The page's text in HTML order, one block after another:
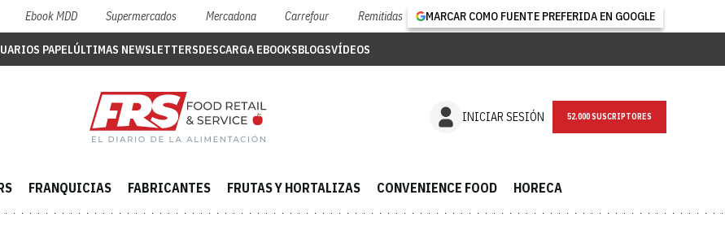
Ebook MDD Supermercados Mercadona Carrefour Remitidas MARCAR COMO FUENTE PREFERIDA EN GOOGLE
PAPELÚLTIMAS NEWSLETTERSDESCARGA EBOOKSBLOGSVÍDEOS
INICIAR SESIÓN NEWSLETTER
FRANQUICIAS FABRICANTES FRUTAS Y HORTALIZAS CONVENIENCE FOOD HORECA